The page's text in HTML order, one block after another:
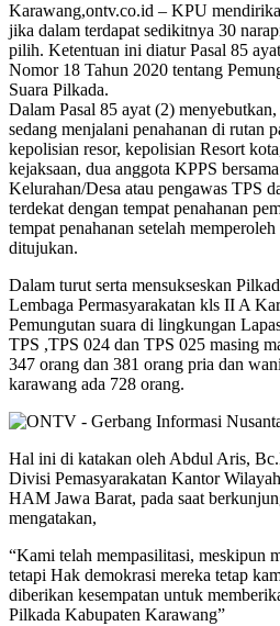
Karawang,ontv.co.id – KPU
jika dalam terdapat sedikitnya 30
pilih. Ketentuan ini diatur Pasal 85
Nomor 18 Tahun 2020 tentang
Suara Pilkada.
Dalam Pasal 85 ayat (2)
sedang menjalani penahanan di rutan
kepolisian resor, kepolisian Resort
kejaksaan, dua anggota KPPS
Kelurahan/Desa atau pengawas TPS
terdekat dengan tempat penahanan
tempat penahanan setelah
ditujukan.
Dalam turut serta mensukseskan
Lembaga Permasyarakatan kls II A
Pemungutan suara di lingkungan
TPS ,TPS 024 dan TPS 025 masing
347 orang dan 381 orang pria dan
karawang ada 728 orang.
Hal ini di katakan oleh Abdul Aris,
Divisi Pemasyarakatan Kantor
HAM Jawa Barat, pada saat
mengatakan,
“Kami telah mempasilitasi, meskipun
tetapi Hak demokrasi mereka tetap
diberikan kesempatan untuk
Pilkada Kabupaten Karawang”